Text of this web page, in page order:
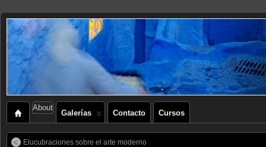
About
Galerías Contacto Cursos
Elucubraciones sobre el arte moderno